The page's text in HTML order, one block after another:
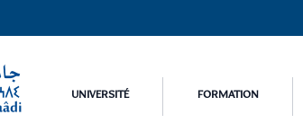
UNIVERSITÉ FORMATION